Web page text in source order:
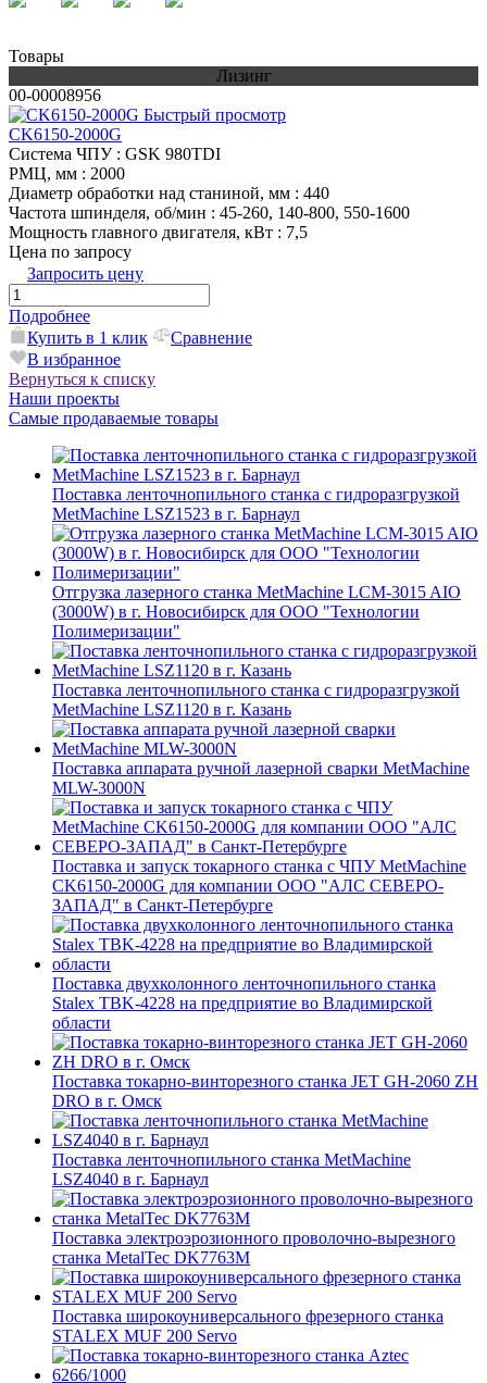
Товары
Лизинг
00-00008956
Быстрый просмотр
CK6150-2000G
Система ЧПУ: GSK 980TDI
РМЦ, мм : 2000
Диаметр обработки над станиной, мм : 440
Частота шпинделя, об/мин : 45-260, 140-800, 550-1600
Мощность главного двигателя, кВт : 7,5
Цена по запросу
Запросить цену
Подробнее
Купить в 1 клик
Сравнение
В избранное
Вернуться к списку
Наши проекты
Самые продаваемые товары
Поставка ленточнопильного станка c гидроразгрузкой
MetMachine LSZ1523 в г. Барнаул
Отгрузка лазерного станка MetMachine LCM-3015 AIO
(3000W) в г. Новосибирск для ООО "Технологии
Полимеризации"
Поставка ленточнопильного станка c гидроразгрузкой
MetMachine LSZ1120 в г. Казань
Поставка аппарата ручной лазерной сварки MetMachine
MLW-3000N
Поставка и запуск токарного станка с ЧПУ MetMachine
CK6150-2000G для компании ООО "АЛС СЕВЕРО-
ЗАПАД" в Санкт-Петербурге
Поставка двухколонного ленточнопильного станка
Stalex TBK-4228 на предприятие во Владимирской
области
Поставка токарно-винторезного станка JET GH-2060 ZH
DRO в г. Омск
Поставка ленточнопильного станка MetMachine
LSZ4040 в г. Барнаул
Поставка электроэрозионного проволочно-вырезного
станка MetalTec DK7763M
Поставка широкоуниверсального фрезерного станка
STALEX MUF 200 Servo